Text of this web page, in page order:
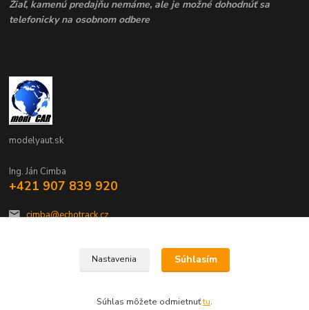
Žiaľ, kamenú predajňu nemáme, ale je možné dohodnúť sa
telefonicky na osobnom odbere
modelyaut.sk
Ing. Ján Cimba
+421 907 839 920
cimba@echotrack.cz
Nastavenia Súhlasím
Súhlas môžete odmietnuťtu.